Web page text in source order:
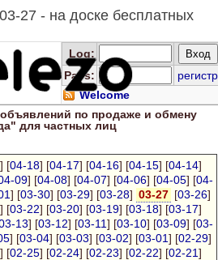
27 - на доске бесплатных
Log:
Pass:
регистр
Welcome
по продаже и обмену
для частных лиц
] [04-18] [04-17] [04-16] [04-15] [04-14]
09] [04-08] [04-07] [04-06] [04-05] [04-
] [03-30] [03-29] [03-28] 03-27 [03-26]
] [03-22] [03-20] [03-19] [03-18] [03-17]
13] [03-12] [03-11] [03-10] [03-09] [03-
] [03-04] [03-03] [03-02] [03-01] [02-29]
] [02-25] [02-24] [02-23] [02-22] [02-21]